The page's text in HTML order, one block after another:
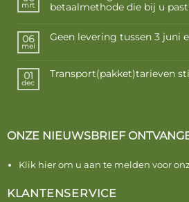
mrt
betaalmethode die bij u
06
mei
Geen levering tussen 3 juni
01
dec
Transport(pakket)tarieven
ONZE NIEUWSBRIEF
Klik hier om u aan te melden voor
KLANTENSERVICE